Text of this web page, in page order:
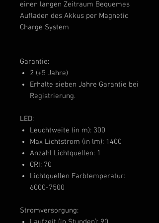
einen langen Zeitraum Bequemes
Aufladen des Akkus per Magnetic
Charge System
Garantie:
2 (+5 Jahre)
Erhalte sieben Jahre Garantie bei
Registrierung.
LED:
Leuchtweite (in m): 300
Max Lichtstrom (in lm): 1400
Anzahl Lichtquellen: 1
CRI: 70
Lichtquellen Farbtemperatur:
6000-7500
Stromversorgung: